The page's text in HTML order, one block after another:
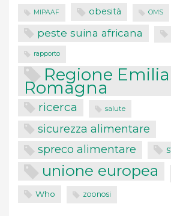
MIPAAF obesità OMS
peste suina africana
rapporto
Regione
Romagna
ricerca salute
sicurezza alimentare
spreco alimentare
unione europea
Who zoonosi